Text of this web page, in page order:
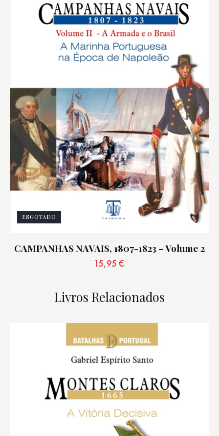
ESGOTADO
CAMPANHAS NAVAIS, 1807-1823 – Volume 2
15,95 €
Livros Relacionados